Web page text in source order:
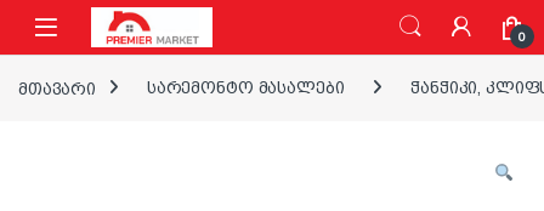
ნავიგაციაზე გადასვლა
შინაარსზე გადასვლა
0
მთავარი სარემონტო მასალები ჭანჭიკი,